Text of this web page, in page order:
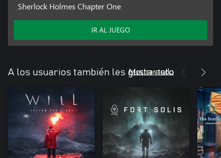
Sherlock Holmes Chapter One
IR AL JUEGO
A los usuarios también les gusta esto
Mostrar todo